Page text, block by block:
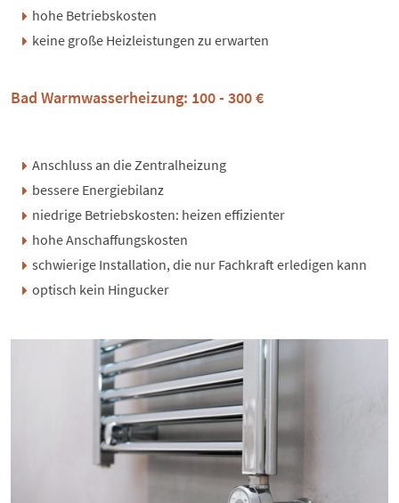
hohe Betriebskosten
keine große Heizleistungen zu erwarten
Bad Warmwasserheizung: 100 - 300 €
Anschluss an die Zentralheizung
bessere Energiebilanz
niedrige Betriebskosten: heizen effizienter
hohe Anschaffungskosten
schwierige Installation, die nur Fachkraft erledigen kann
optisch kein Hingucker